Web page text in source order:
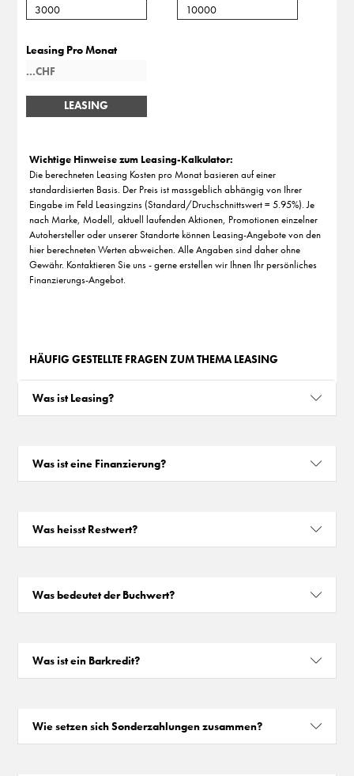
Leasing Pro Monat
LEASING
BERECHNEN
Wichtige Hinweise zum Leasing-Kalkulator:
Die berechneten Leasing Kosten pro Monat basieren auf einer
standardisierten Basis. Der Preis ist massgeblich abhängig von Ihrer
Eingabe im Feld Leasingzins (Standard/Druchschnittswert = 5.95%). Je
nach Marke, Modell, aktuell laufenden Aktionen, Promotionen einzelner
Autohersteller oder unserer Standorte können Leasing-Angebote von den
hier berechneten Werten abweichen. Alle Angaben sind daher ohne
Gewähr. Kontaktieren Sie uns - gerne erstellen wir Ihnen Ihr persönliches
Finanzierungs-Angebot.
HÄUFIG GESTELLTE FRAGEN ZUM THEMA LEASING
Was ist Leasing?
Was ist eine Finanzierung?
Was heisst Restwert?
Was bedeutet der Buchwert?
Was ist ein Barkredit?
Wie setzen sich Sonderzahlungen zusammen?